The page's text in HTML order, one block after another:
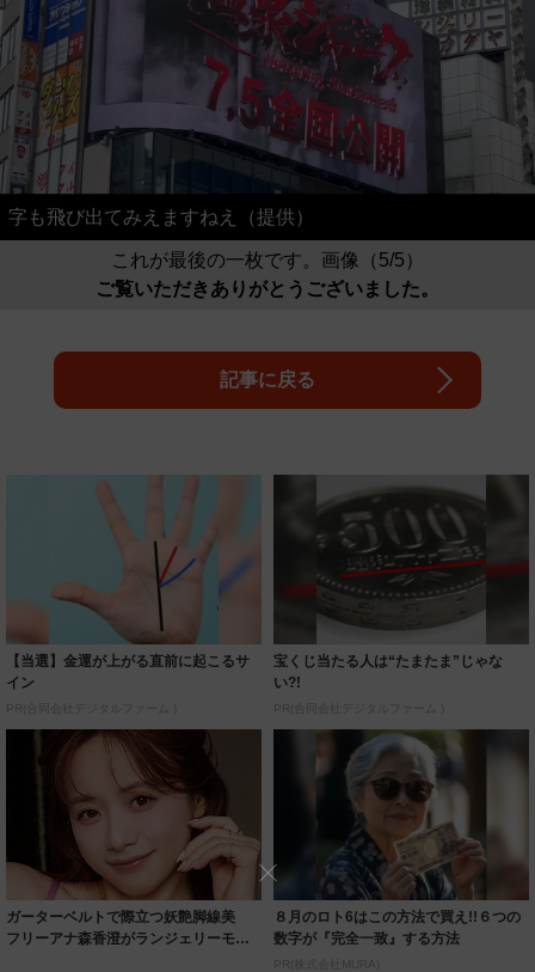
字も飛び出てみえますねえ（提供）
これが最後の一枚です。画像（5/5）
ご覧いただきありがとうございました。
記事に戻る
【当選】金運が上がる直前に起こるサ
イン
PR(合同会社デジタルファーム )
宝くじ当たる人は“たまたま”じゃな
い?!
PR(合同会社デジタルファーム )
ガーターベルトで際立つ妖艶脚線美
フリーアナ森香澄がランジェリーモデ
８月のロト6はこの方法で買え!!６つの
数字が『完全一致』する方法
PR(株式会社MURA)